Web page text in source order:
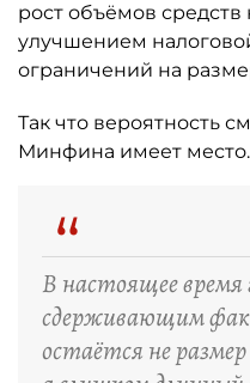
рост объёмов
улучшением
ограничений на
Так что вероятность
Минфина имеет место.
“
В настоящее время
сдерживающим
остаётся не